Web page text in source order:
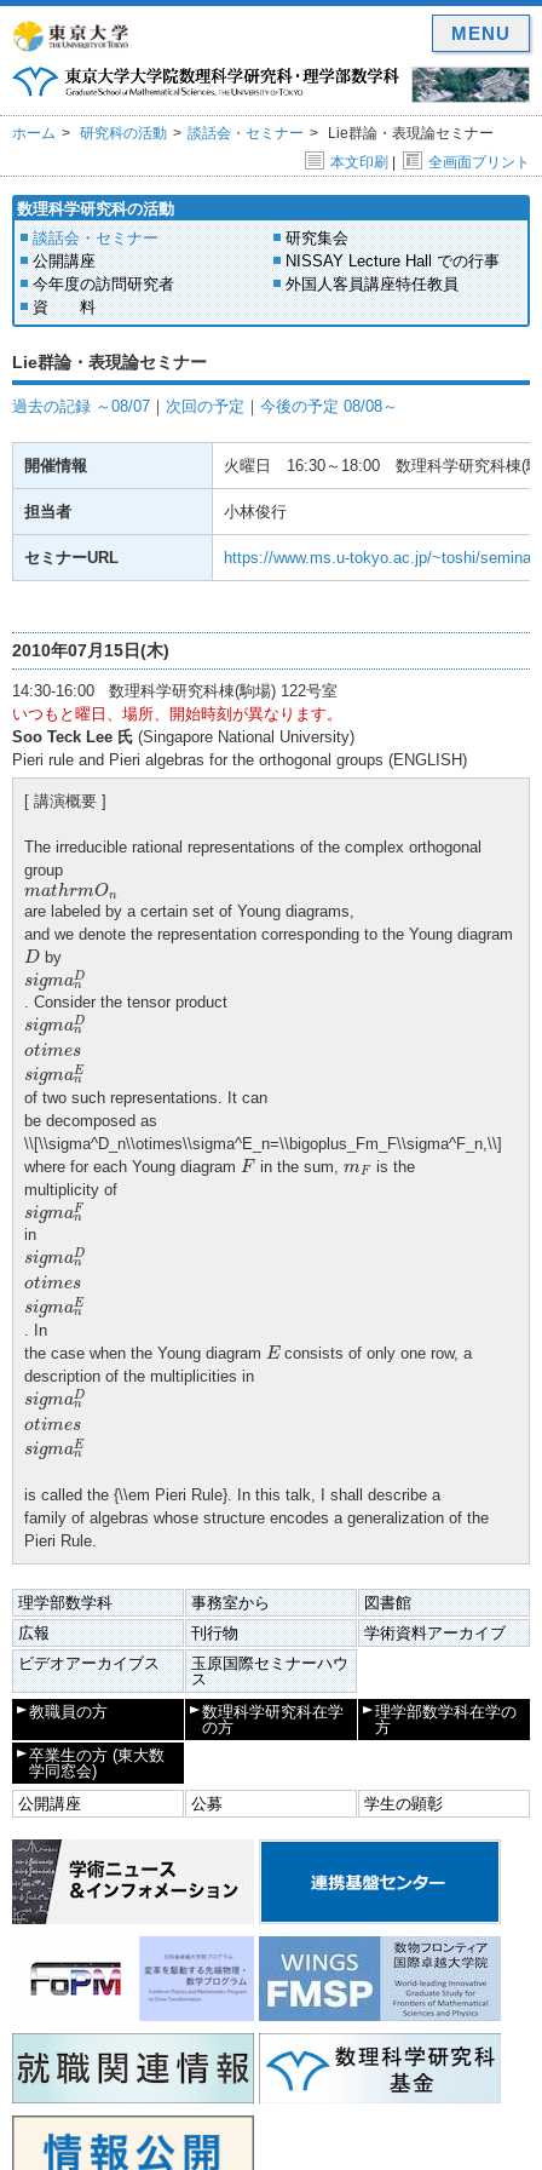
ホーム 研究科の活動 談話会・セミナー
Lie群論・表現論セミナー
本文印刷 | 全画面プリント
数理科学研究科の活動
談話会・セミナー
研究集会
公開講座
NISSAY Lecture Hall での行事
今年度の訪問研究者
外国人客員講座特任教員
資 料
Lie群論・表現論セミナー
過去の記録 ～08/07 ｜ 次回の予定 ｜ 今後の予定 08/08～
開催情報 火曜日 16:30～18:00 数理科学研究科棟(
担当者 小林俊行
セミナーURL https://www.ms.u-tokyo.ac.jp/~toshi/
2010年07月15日(木)
14:30-16:00 数理科学研究科棟(駒場) 122号室
いつもと曜日、場所、開始時刻が異なります。
Soo Teck Lee 氏 (Singapore National University)
Pieri rule and Pieri algebras for the orthogonal groups (ENGLISH)
[ 講演概要 ]
The irreducible rational representations of the complex orthogonal
group
mathrmOn
math On
are labeled by a certain set of Young diagrams,
and we denote the representation corresponding to the Young diagram
D
D by
sigmaD
n
sigm nD
. Consider the tensor product
sigmaD
n
otimes
sigmaE
n
s igmanD otimessig manE
of two such representations. It can
be decomposed as
\\[\\sigma^D_n\\otimes\\sigma^E_n=\\bigoplus_Fm_F\\sigma^F_n,\\]
where for each Young diagram F
Fin the sum, m F
m F is the
multiplicity of
sigmaF
n
sigmanF
in
sigmaD
n
otimes
sigmaE
n
sig nD
. In
the case when the Young diagram E
Econsists of only one row, a
description of the multiplicities in
sigmaD
n
otimes
sigmaE
n
sigmanDo times sigmanE
is called the {\\em Pieri Rule}. In this talk, I shall describe a
family of algebras whose structure encodes a generalization of the
Pieri Rule.
理学部数学科 事務室から
図書館
広報
刊行物
学術資料アーカイブ
ビデオアーカイブス
玉原国際セミナーハウ
ス
教職員の方
数理科学研究科在学
の方
理学部数学科在学の
方
卒業生の方 (東大数
学同窓会)
公開講座
公募 学生の顕彰
MENU